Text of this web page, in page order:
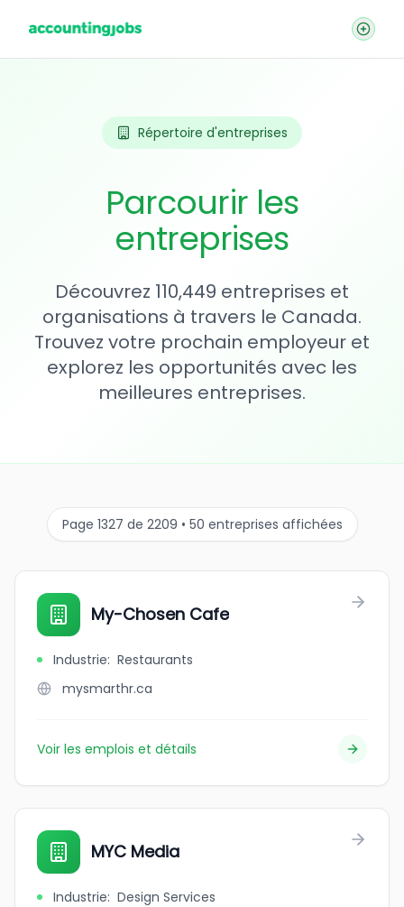
Répertoire d'entreprises
Parcourir les
entreprises
Découvrez 110,449 entreprises et
organisations à travers le Canada.
Trouvez votre prochain employeur et
explorez les opportunités avec les
meilleures entreprises.
Page 1327 de 2209 • 50 entreprises affichées
My-Chosen Cafe
Industrie: Restaurants
mysmarthr.ca
Voir les emplois et détails
MYC Media
Industrie: Design Services